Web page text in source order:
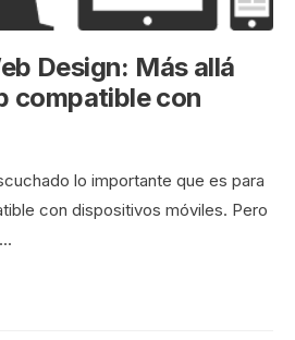
Design: Más allá
compatible con
lo importante que es para
con dispositivos móviles. Pero
...